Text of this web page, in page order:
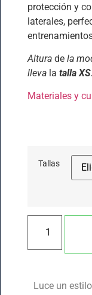
protección y
laterales,
Alturade la
llevala talla XS
Materiales y
Tallas
Luce un